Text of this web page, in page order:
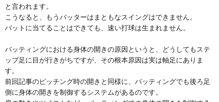
と言われます。
こうなると、もうバッターはまともなスイングはできません。
バットに当てることはできても、速い打球は生まれません。
バッティングにおける身体の開きの原因というと、どうしてもステ
ップ足に目が行きがちですが、その根本原因は実は軸足にありま
す。
前回記事のピッチング時の開きと同様に、バッティングでも後ろ足
側に身体の開きを制御するシステムがあるのです。